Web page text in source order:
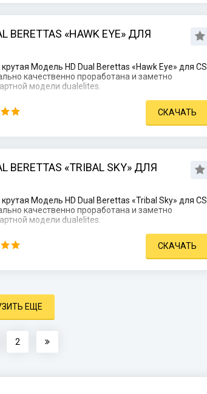
BERETTAS «HAWK EYE» ДЛЯ
Модель HD Dual Berettas «Hawk Eye» для CS
качественно проработана и заметно
модели dualelites.
СКАЧАТЬ
BERETTAS «TRIBAL SKY» ДЛЯ
Модель HD Dual Berettas «Tribal Sky» для CS
качественно проработана и заметно
модели dualelites.
СКАЧАТЬ
ЕЩЕ
2